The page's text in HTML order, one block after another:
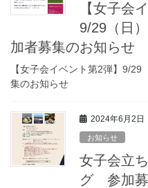
【女子会
9/29（日
加者募集のお知らせ
【女子会イベント第2弾】9/
集のお知らせ
2024年6月2日
お知らせ
女子会立
グ 参加募